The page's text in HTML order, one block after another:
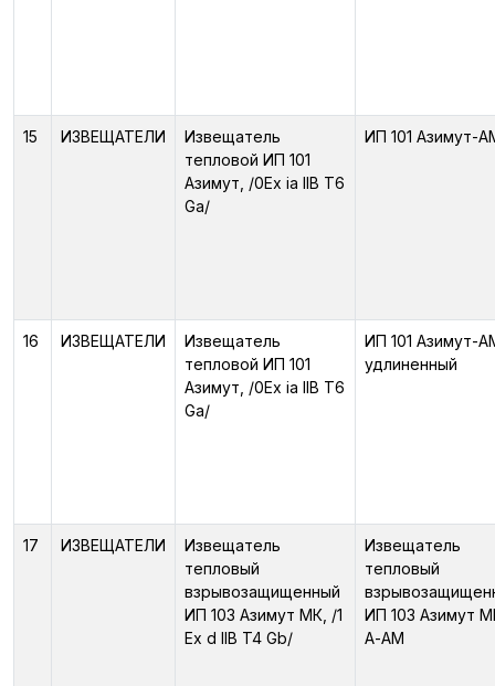
15 ИЗВЕЩАТЕЛИ
Извещатель
тепловой ИП 101
Азимут, /0Ex ia IIB T6
Ga/
ИП 101 Азимут-
16 ИЗВЕЩАТЕЛИ
Извещатель
тепловой ИП 101
Азимут, /0Ex ia IIB T6
Ga/
ИП 101 Азимут-
удлиненный
17 ИЗВЕЩАТЕЛИ
Извещатель
тепловый
взрывозащищенный
ИП 103 Азимут МК, /1
Ex d IIB T4 Gb/
Извещатель
тепловый
ИП 103 Азимут
А-АМ